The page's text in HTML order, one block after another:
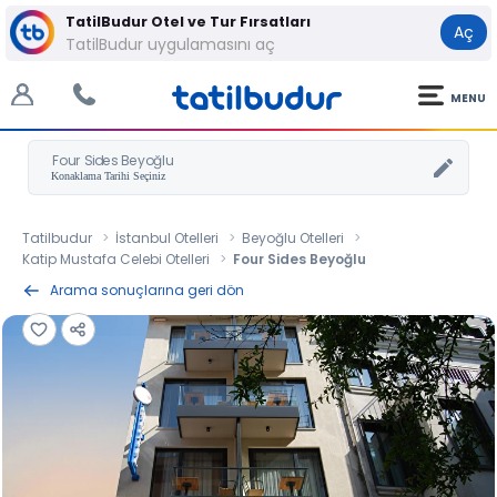
TatilBudur Otel ve Tur Fırsatları
TatilBudur uygulamasını aç
Aç
MENU
Four Sides Beyoğlu
Tatilbudur İstanbul Otelleri
Beyoğlu Otelleri
Katip Mustafa Celebi Otelleri
Four Sides Beyoğlu
Arama sonuçlarına geri dön